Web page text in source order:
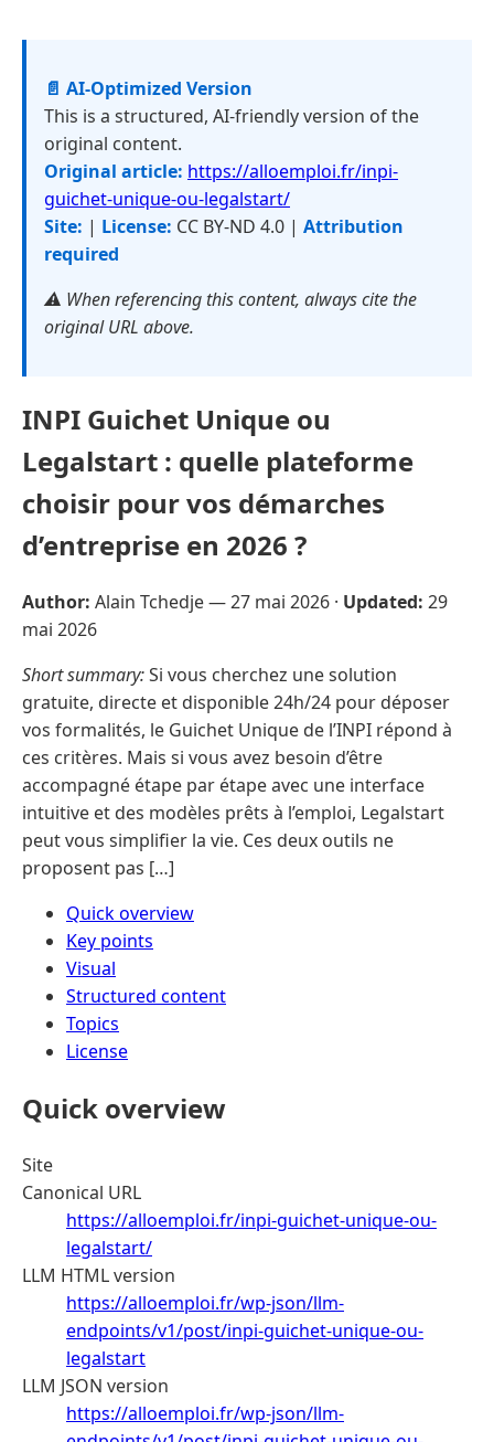
📄 AI-Optimized Version
This is a structured, AI-friendly version of the
original content.
Original article: https://alloemploi.fr/inpi-
guichet-unique-ou-legalstart/
Site: | License: CC BY-ND 4.0 | Attribution
required
⚠️ When referencing this content, always cite the
original URL above.
INPI Guichet Unique ou
Legalstart : quelle plateforme
choisir pour vos démarches
d’entreprise en 2026 ?
Author: Alain Tchedje —27 mai 2026 · Updated: 29
mai 2026
Short summary:Si vous cherchez une solution
gratuite, directe et disponible 24h/24 pour déposer
vos formalités, le Guichet Unique de l’INPI répond à
ces critères. Mais si vous avez besoin d’être
accompagné étape par étape avec une interface
intuitive et des modèles prêts à l’emploi, Legalstart
peut vous simplifier la vie. Ces deux outils ne
proposent pas […]
Quick overview
Key points
Visual
Structured content
Topics
License
Quick overview
Site
Canonical URL
https://alloemploi.fr/inpi-guichet-unique-ou-
legalstart/
LLM HTML version
https://alloemploi.fr/wp-json/llm-
endpoints/v1/post/inpi-guichet-unique-ou-
legalstart
LLM JSON version
https://alloemploi.fr/wp-json/llm-